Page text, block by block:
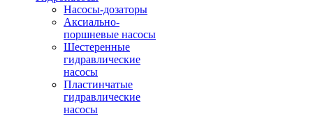
Насосы-дозаторы
Аксиально-
поршневые насосы
Шестеренные
гидравлические
насосы
Пластинчатые
гидравлические
насосы